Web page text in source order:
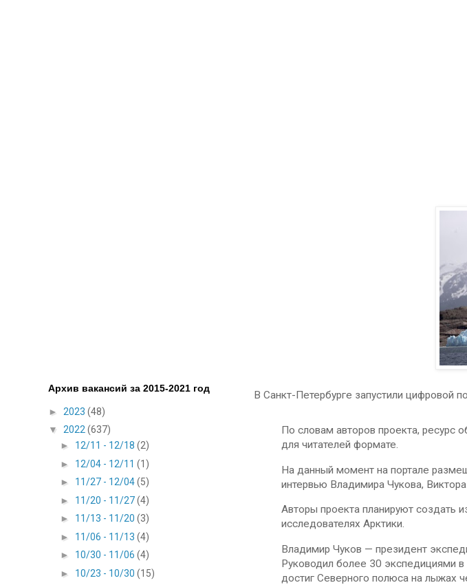
В Санкт-Петербурге запустили цифровой
По словам авторов проекта, ресурс
для читателей формате.
На данный момент на портале
интервью Владимира Чукова,
Авторы проекта планируют создать
исследователях Арктики.
Владимир Чуков — президент
Руководил более 30 экспедициями
достиг Северного полюса на лыжах
Архив вакансий за 2015-2021 год
► 2023 (48)
▼ 2022 (637)
► 12/11 - 12/18 (2)
► 12/04 - 12/11 (1)
► 11/27 - 12/04(5)
► 11/20 - 11/27(4)
► 11/13 - 11/20 (3)
► 11/06 - 11/13 (4)
► 10/30 - 11/06 (4)
► 10/23 - 10/30 (15)